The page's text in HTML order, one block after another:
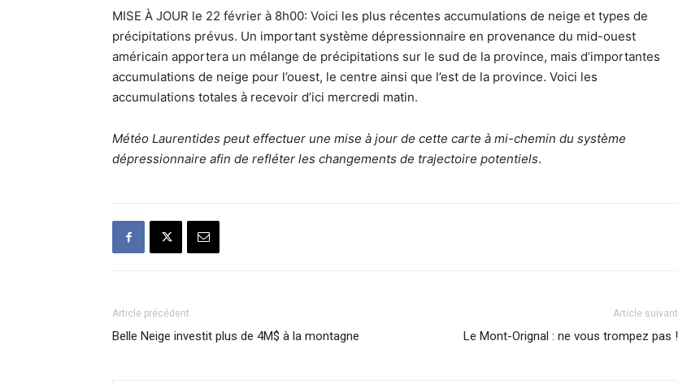
MISE À JOUR le 22 février à 8h00: Voici les plus récentes accumulations de neige et types de
précipitations prévus. Un important système dépressionnaire en provenance du mid-ouest
américain apportera un mélange de précipitations sur le sud de la province, mais d’importantes
accumulations de neige pour l’ouest, le centre ainsi que l’est de la province. Voici les
accumulations totales à recevoir d’ici mercredi matin.
Météo Laurentides peut effectuer une mise à jour de cette carte à mi-chemin du système
dépressionnaire afin de refléter les changements de trajectoire potentiels.
Article précédent
Belle Neige investit plus de 4M$ à la montagne
Article suivant
Le Mont-Orignal : ne vous trompez pas !